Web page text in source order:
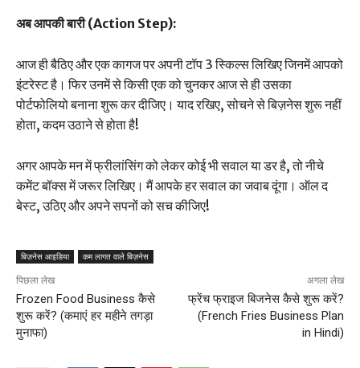
अब आपकी बारी (Action Step):
आज ही बैठिए और एक कागज पर अपनी टॉप 3 स्किल्स लिखिए जिनमें आपको
इंटरेस्ट है। फिर उनमें से किसी एक को चुनकर आज से ही उसका
पोर्टफोलियो बनाना शुरू कर दीजिए। याद रखिए, सोचने से बिज़नेस शुरू नहीं
होता, कदम उठाने से होता है!
अगर आपके मन में फ्रीलांसिंग को लेकर कोई भी सवाल या डर है, तो नीचे
कमेंट बॉक्स में जरूर लिखिए। मैं आपके हर सवाल का जवाब दूंगा। ऑल द
बेस्ट, उठिए और अपने सपनों को सच कीजिए!
बिज़नेस आइडिया कम लागत वाले बिज़नेस
पिछला लेख
Frozen Food Business कैसे
शुरू करें? (कमाएं हर महीने तगड़ा
मुनाफा)
अगला लेख
फ्रेंच फ्राइज बिजनेस कैसे शुरू करें?
(French Fries Business Plan
in Hindi)